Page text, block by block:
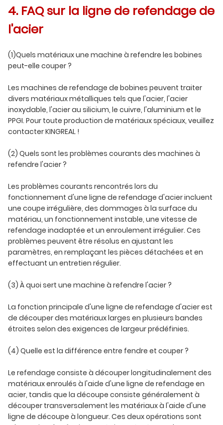
4. FAQ sur la ligne de refendage de
l'acier
(1)Quels matériaux une machine à refendre les bobines
peut-elle couper ?
Les machines de refendage de bobines peuvent traiter
divers matériaux métalliques tels que l'acier, l'acier
inoxydable, l'acier au silicium, le cuivre, l'aluminium et le
PPGI. Pour toute production de matériaux spéciaux, veuillez
contacter KINGREAL !
(2) Quels sont les problèmes courants des machines à
refendre l'acier ?
Les problèmes courants rencontrés lors du
fonctionnement d'une ligne de refendage d'acier incluent
une coupe irrégulière, des dommages à la surface du
matériau, un fonctionnement instable, une vitesse de
refendage inadaptée et un enroulement irrégulier. Ces
problèmes peuvent être résolus en ajustant les
paramètres, en remplaçant les pièces détachées et en
effectuant un entretien régulier.
(3) À quoi sert une machine à refendre l'acier ?
La fonction principale d'une ligne de refendage d'acier est
de découper des matériaux larges en plusieurs bandes
étroites selon des exigences de largeur prédéfinies.
(4) Quelle est la différence entre fendre et couper ?
Le refendage consiste à découper longitudinalement des
matériaux enroulés à l'aide d'une ligne de refendage en
acier, tandis que la découpe consiste généralement à
découper transversalement les matériaux à l'aide d'une
ligne de découpe à longueur. Ces deux opérations sont